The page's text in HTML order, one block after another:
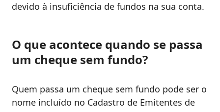
devido à insuficiência de fundos na sua conta.
O que acontece quando se passa
um cheque sem fundo?
Quem passa um cheque sem fundo pode ser o
nome incluído no Cadastro de Emitentes de